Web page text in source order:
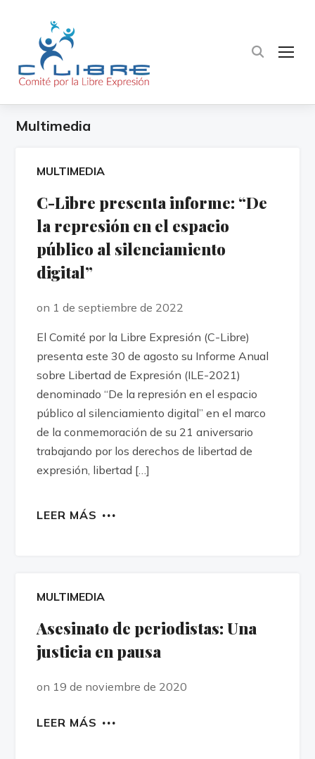
Multimedia
MULTIMEDIA
C-Libre presenta informe: “De
la represión en el espacio
público al silenciamiento
digital”
on 1 de septiembre de 2022
El Comité por la Libre Expresión (C-Libre)
presenta este 30 de agosto su Informe Anual
sobre Libertad de Expresión (ILE-2021)
denominado “De la represión en el espacio
público al silenciamiento digital” en el marco
de la conmemoración de su 21 aniversario
trabajando por los derechos de libertad de
expresión, libertad […]
LEER MÁS
MULTIMEDIA
Asesinato de periodistas: Una
justicia en pausa
on 19 de noviembre de 2020
LEER MÁS